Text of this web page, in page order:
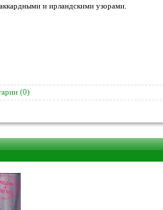
и ирландскими узорами.
(0)